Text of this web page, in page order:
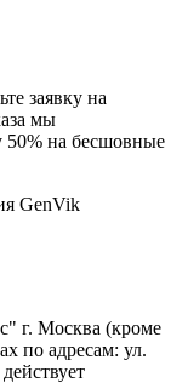
заявку на
мы
50% на бесшовные
GenVik
г. Москва (кроме
по адресам: ул.